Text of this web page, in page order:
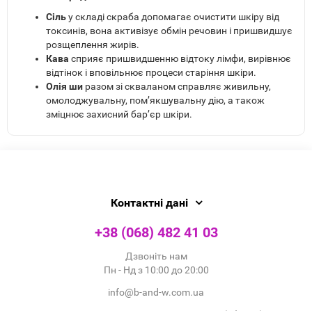
Сільу складі скраба допомагає очистити шкіру від
токсинів, вона активізує обмін речовин і пришвидшує
розщеплення жирів.
Кава сприяє пришвидшенню відтоку лімфи, вирівнює
відтінок і вповільнює процеси старіння шкіри.
Олія ши разом зі скваланом справляє живильну,
омолоджувальну, пом’якшувальну дію, а також
зміцнює захисний бар’єр шкіри.
Контактні дані
+38 (068) 482 41 03
Дзвоніть нам
Пн - Нд з 10:00 до 20:00
info@b-and-w.com.ua